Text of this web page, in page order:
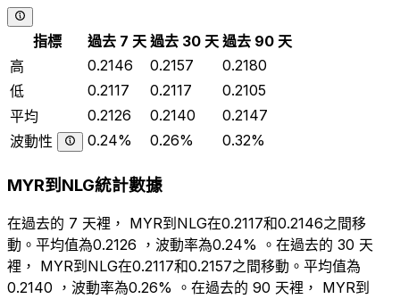
指標 過去 7 天 過去 30 天 過去 90 天
高
0.2146 0.2157
0.2180
低
0.2117 0.2117
0.2105
平均
0.2126 0.2140
0.2147
波動性
0.24% 0.26% 0.32%
MYR到NLG統計數據
在過去的 7 天裡， MYR到NLG在0.2117和0.2146之間移
動。平均值為0.2126 ，波動率為0.24% 。在過去的 30 天
裡， MYR到NLG在0.2117和0.2157之間移動。平均值為
0.2140 ，波動率為0.26% 。在過去的 90 天裡， MYR到